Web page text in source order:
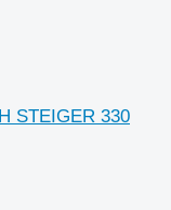
STEIGER 330